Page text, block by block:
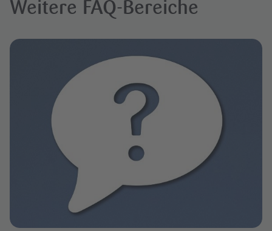
Weitere FAQ-Bereiche